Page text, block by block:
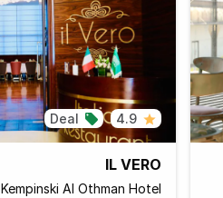
4.9
Deal
IL VERO
Kempinski Al Othman Hotel